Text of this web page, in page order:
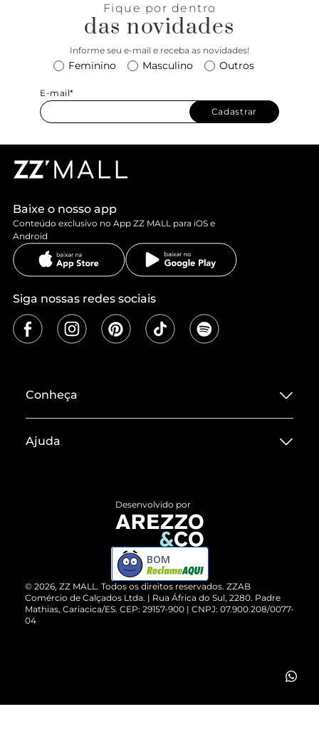
Fique por dentro
das novidades
Informe seu e-mail e receba as novidades!
Feminino Masculino Outros
E-mail*
Cadastrar
Baixe o nosso app
Conteúdo exclusivo no App ZZ MALL para iOS e
Android
Siga nossas redes sociais
Conheça
Termos de Uso
ZZ MALL é confiável
Cartão Presente
Vendas Corporativas
Ajuda
Devolução do Produto
Compre pelo WhatsApp
© 2026, ZZ MALL. Todos os direitos reservados. ZZAB
Comércio de Calçados Ltda. | Rua África do Sul, 2280. Padre
Mathias, Cariacica/ES. CEP: 29157-900 | CNPJ: 07.900.208/0077-
04
Desenvolvido por
BOM